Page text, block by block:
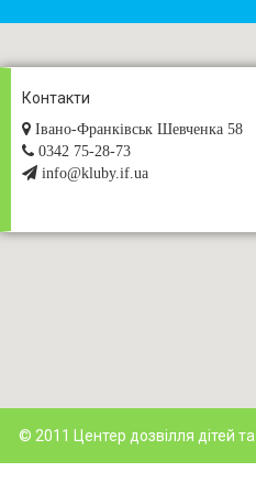
Контакти
Івано-Франківськ Шевченка 58
0342 75-28-73
info@kluby.if.ua
© 2011 Центер дозвілля дітей